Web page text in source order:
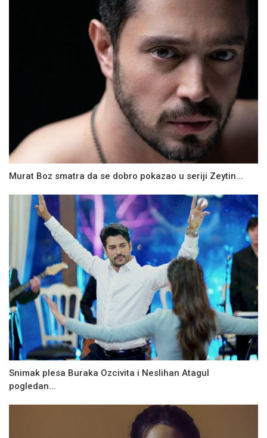
Murat Boz smatra da se dobro pokazao u seriji Zeytin...
Snimak plesa Buraka Ozcivita i Neslihan Atagul
pogledan...